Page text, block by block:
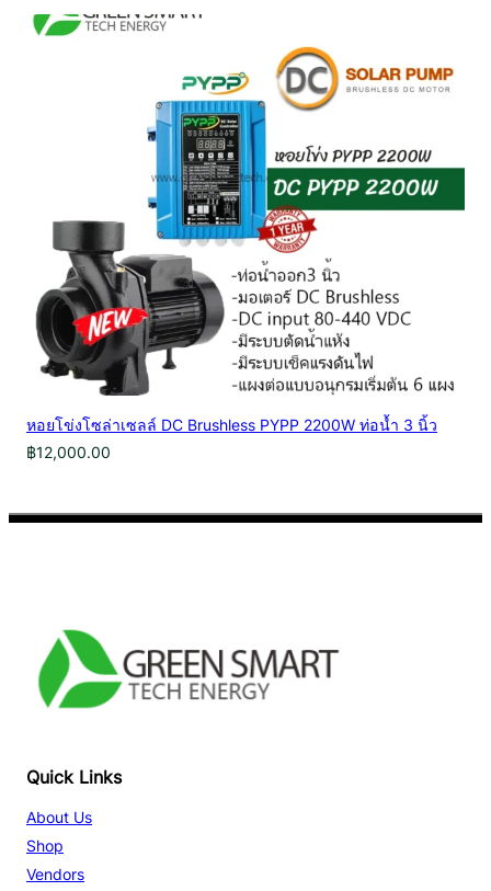
หอยโข่งโซล่าเซลล์ DC Brushless PYPP 2200W ท่อน้ำ 3 นิ้ว
฿12,000.00
Quick Links
About Us
Shop
Vendors